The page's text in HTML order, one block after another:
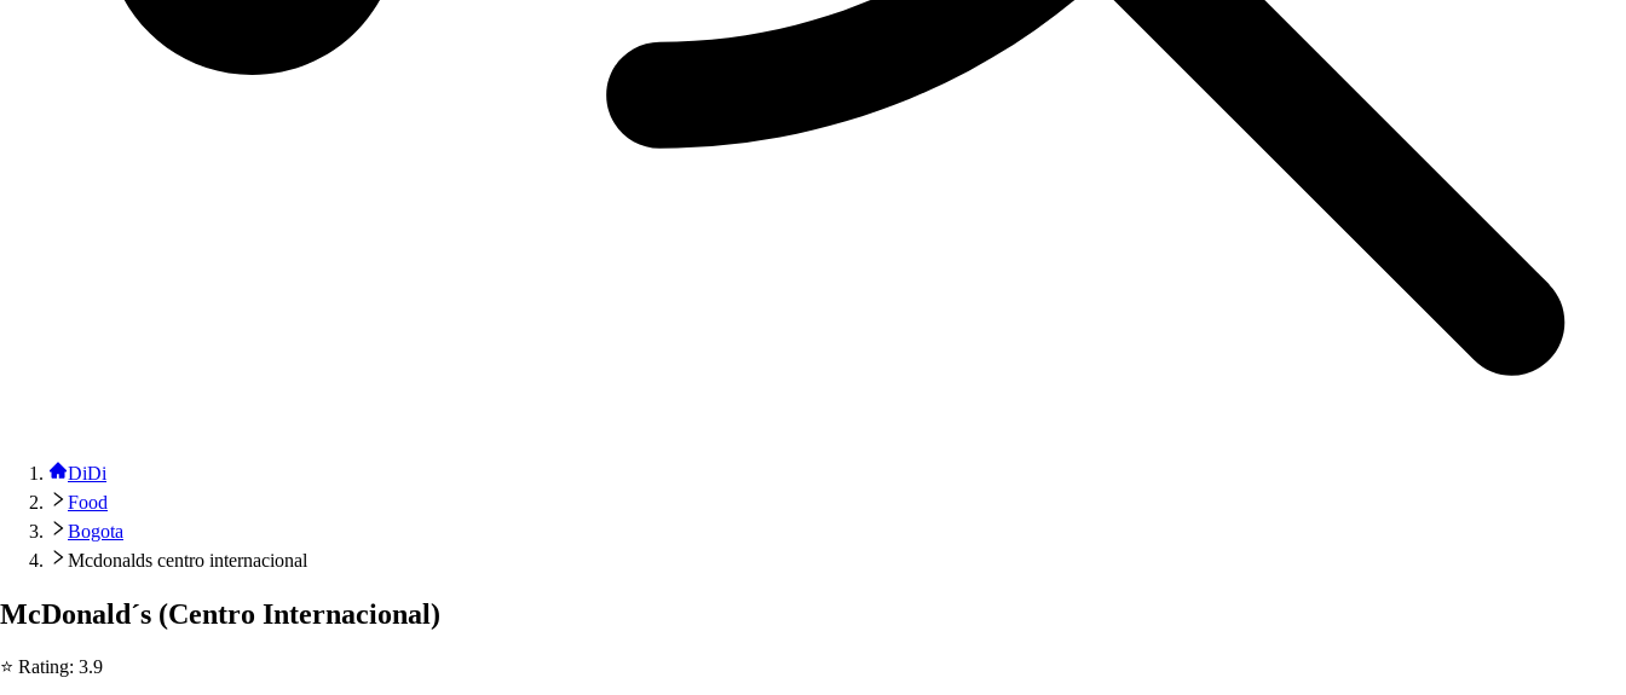
DiDi
Food
Bogota
Mcdonalds centro internacional
McDonald´s (Centro Internacional)
⭐ Rating: 3.9